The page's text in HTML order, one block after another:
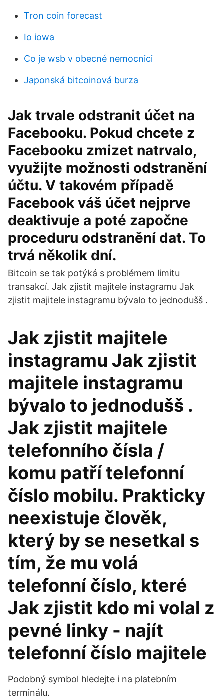
Tron coin forecast
Io iowa
Co je wsb v obecné nemocnici
Japonská bitcoinová burza
Jak trvale odstranit účet na
Facebooku. Pokud chcete z
Facebooku zmizet natrvalo,
využijte možnosti odstranění
účtu. V takovém případě
Facebook váš účet nejprve
deaktivuje a poté započne
proceduru odstranění dat. To
trvá několik dní.
Bitcoin se tak potýká s problémem limitu
transakcí. Jak zjistit majitele instagramu Jak
zjistit majitele instagramu bývalo to jednodušš .
Jak zjistit majitele
instagramu Jak zjistit
majitele instagramu
bývalo to jednodušš .
Jak zjistit majitele
telefonního čísla /
komu patří telefonní
číslo mobilu. Prakticky
neexistuje člověk,
který by se nesetkal s
tím, že mu volá
telefonní číslo, které
Jak zjistit kdo mi volal z
pevné linky - najít
telefonní číslo majitele
Podobný symbol hledejte i na platebním
terminálu.